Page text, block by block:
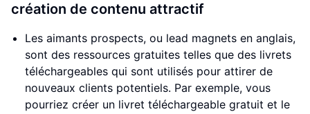
création de contenu attractif
Les aimants prospects, ou lead magnets en anglais,
sont des ressources gratuites telles que des livrets
téléchargeables qui sont utilisés pour attirer de
nouveaux clients potentiels. Par exemple, vous
pourriez créer un livret téléchargeable gratuit et le